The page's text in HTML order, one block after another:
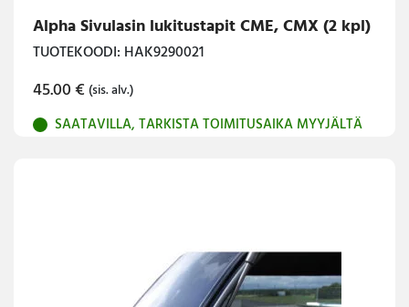
Alpha Sivulasin lukitustapit CME, CMX (2 kpl)
TUOTEKOODI: HAK9290021
45.00€ (sis. alv.)
SAATAVILLA, TARKISTA TOIMITUSAIKA MYYJÄLTÄ